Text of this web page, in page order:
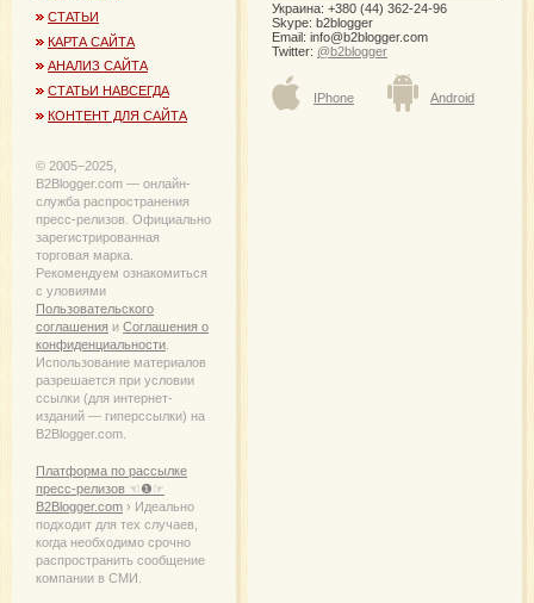
СТАТЬИ
КАРТА САЙТА
АНАЛИЗ САЙТА
СТАТЬИ НАВСЕГДА
КОНТЕНТ ДЛЯ САЙТА
© 2005−2025,
B2Blogger.com — онлайн-
служба распространения
пресс-релизов. Официально
зарегистрированная
торговая марка.
Рекомендуем ознакомиться
с уловиями
Пользовательского
соглашения и Соглашения о
конфиденциальности
Использование материалов
разрешается при условии
ссылки (для интернет-
изданий — гиперссылки) на
B2Blogger.com.
Платформа по рассылке
пресс-релизов ☜❶☞
B2Blogger.com › Идеально
подходит для тех случаев,
когда необходимо срочно
распространить сообщение
компании в СМИ.
Украина: +380 (44) 362-24-96
Skype: b2blogger
Email: info@b2blogger.com
Twitter: @b2blogger
IPhone Android